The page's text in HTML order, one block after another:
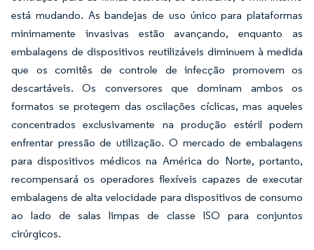
está mudando. As bandejas de uso único para plataformas
minimamente invasivas estão avançando, enquanto as
embalagens de dispositivos reutilizáveis diminuem à medida
que os comitês de controle de infecção promovem os
descartáveis. Os conversores que dominam ambos os
formatos se protegem das oscilações cíclicas, mas aqueles
concentrados exclusivamente na produção estéril podem
enfrentar pressão de utilização. O mercado de embalagens
para dispositivos médicos na América do Norte, portanto,
recompensará os operadores flexíveis capazes de executar
embalagens de alta velocidade para dispositivos de consumo
ao lado de salas limpas de classe ISO para conjuntos
cirúrgicos.